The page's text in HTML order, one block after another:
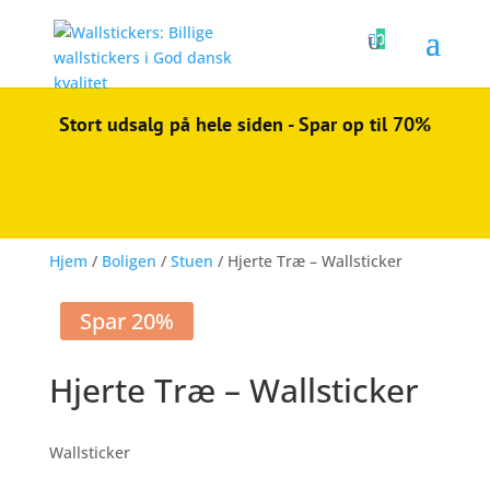
0
Stort udsalg på hele siden - Spar op til 70%
Hjem / Boligen / Stuen / Hjerte Træ – Wallsticker
Spar 20%
Hjerte Træ – Wallsticker
Wallsticker